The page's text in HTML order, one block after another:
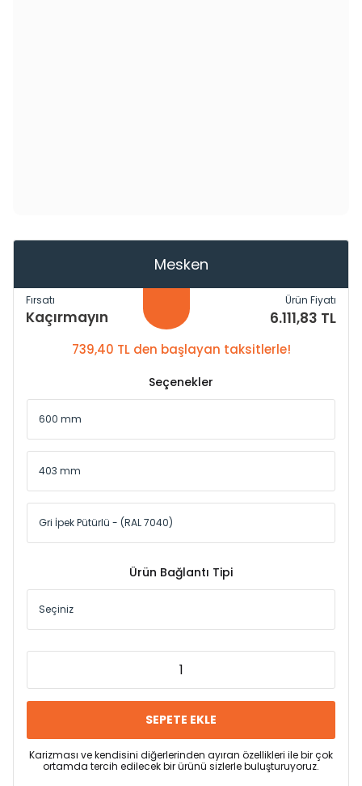
Mesken
Fırsatı
Kaçırmayın
Ürün Fiyatı
6.111,83 TL
739,40 TL den başlayan taksitlerle!
Seçenekler
Ürün Bağlantı Tipi
SEPETE EKLE
Karizması ve kendisini diğerlerinden ayıran özellikleri ile bir çok
ortamda tercih edilecek bir ürünü sizlerle buluşturuyoruz.